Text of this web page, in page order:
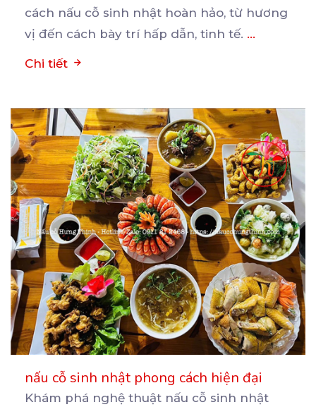
cách nấu cỗ sinh nhật hoàn hảo, từ hương
vị đến cách bày trí hấp dẫn, tinh tế. ...
Chi tiết
nấu cỗ sinh nhật phong cách hiện đại
Khám phá nghệ thuật nấu cỗ sinh nhật